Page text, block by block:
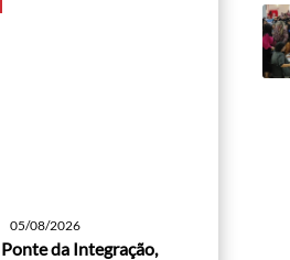
05/08/2026
da Integração,